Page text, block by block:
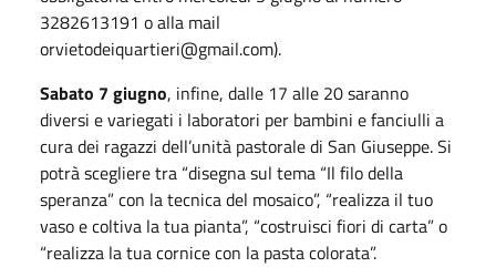
3282613191 o alla mail
orvietodeiquartieri@gmail.com).
Sabato 7 giugno, infine, dalle 17 alle 20 saranno
diversi e variegati i laboratori per bambini e fanciulli a
cura dei ragazzi dell’unità pastorale di San Giuseppe. Si
potrà scegliere tra “disegna sul tema “Il filo della
speranza” con la tecnica del mosaico”, “realizza il tuo
vaso e coltiva la tua pianta”, “costruisci fiori di carta” o
“realizza la tua cornice con la pasta colorata”.